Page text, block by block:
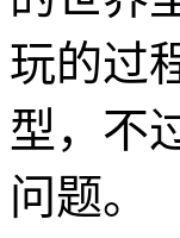
玩的过
型，不
问题。